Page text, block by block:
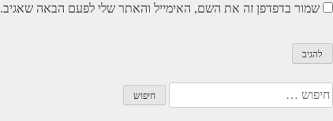
שמור בדפדפן זה את השם, האימייל והאתר שלי לפעם הבאה שאגיב.
חיפוש: